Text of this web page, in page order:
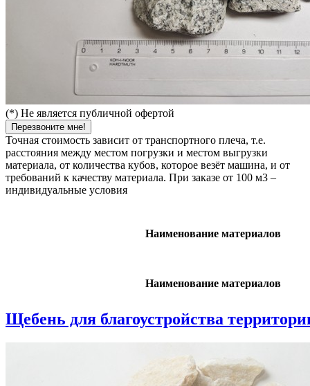
(*) Не является публичной офертой
Перезвоните мне!
Точная стоимость зависит от транспортного плеча, т.е.
расстояния между местом погрузки и местом выгрузки
материала, от количества кубов, которое везёт машина, и от
требований к качеству материала. При заказе от 100 м3 –
индивидуальные условия
Наименование материалов
Наименование материалов
Щебень для благоустройства